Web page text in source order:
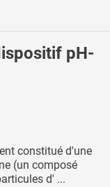
pH-
constitué d'une
(un composé
d' ...